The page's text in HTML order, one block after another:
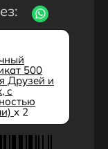
500
Друзей и
с
x 2